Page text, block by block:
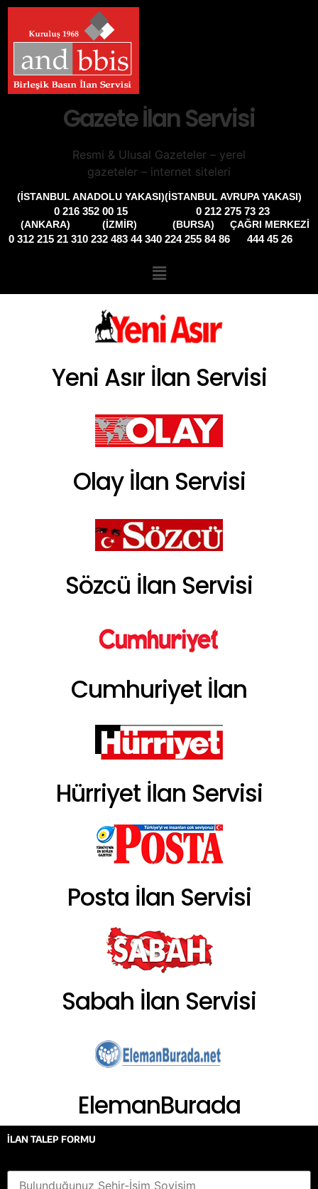
Gazete İlan Servisi
Resmi & Ulusal Gazeteler – yerel
gazeteler – internet siteleri
(İSTANBUL ANADOLU YAKASI)
0 216 352 00 15
(İSTANBUL AVRUPA YAKASI)
0 212 275 73 23
(ANKARA)
0 312 215 21 31
(İZMIR)
0 232 483 44 34
(BURSA)
0 224 255 84 86
ÇAĞRI MERKEZİ
444 45 26
Yeni Asır İlan Servisi
Olay İlan Servisi
Sözcü İlan Servisi
Cumhuriyet İlan
Hürriyet İlan Servisi
Posta İlan Servisi
Sabah İlan Servisi
ElemanBurada
İLAN TALEP FORMU